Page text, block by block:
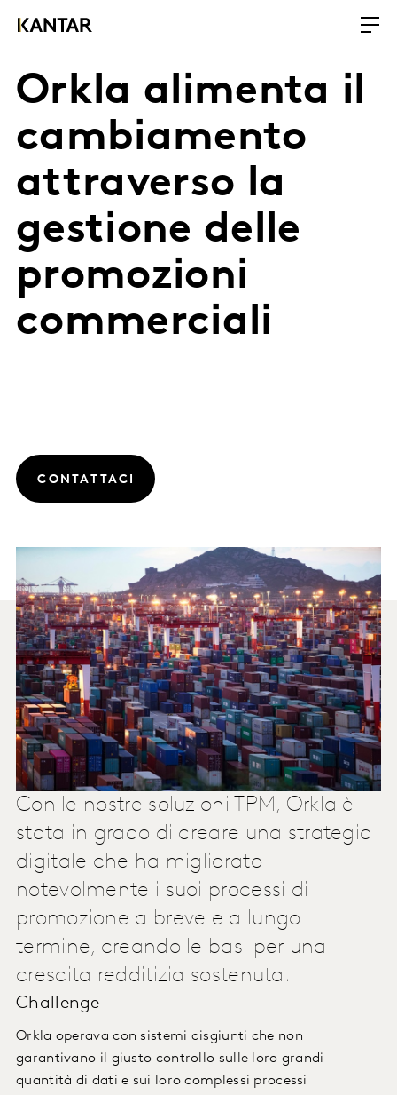
Orkla alimenta il
cambiamento
attraverso la
gestione delle
promozioni
commerciali
CONTATTACI
Con le nostre soluzioni TPM, Orkla è
stata in grado di creare una strategia
digitale che ha migliorato
notevolmente i suoi processi di
promozione a breve e a lungo
termine, creando le basi per una
crescita redditizia sostenuta.
Challenge
Orkla operava con sistemi disgiunti che non
garantivano il giusto controllo sulle loro grandi
quantità di dati e sui loro complessi processi